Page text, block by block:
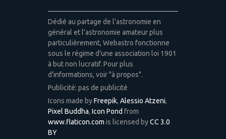
Dédié au partage de l'astronomie en
général et l'astronomie amateur plus
particulièrement, Webastro fonctionne
sous le régime d'une association loi 1901
à but non lucratif. Pour plus
d'informations, voir "à propos".
Publicité: pas de publicité
Icons made byFreepik, Alessio Atzeni,
Pixel Buddha, Icon Pond from
www.flaticon.com is licensed byCC 3.0
BY